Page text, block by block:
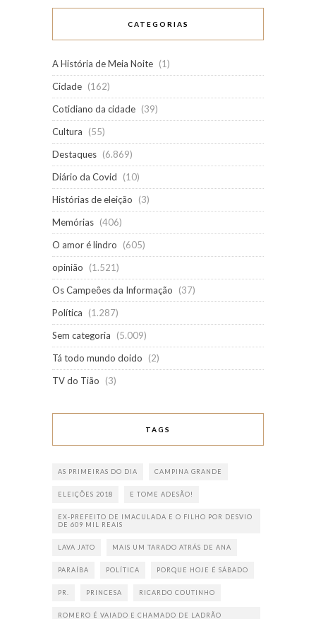
CATEGORIAS
A História de Meia Noite (1)
Cidade (162)
Cotidiano da cidade (39)
Cultura
(55)
Destaques (6.869)
Diário da Covid
(10)
Histórias de eleição
(3)
Memórias (406)
O amor é lindro
(605)
opinião
(1.521)
Os Campeões da Informação
(37)
Política
(1.287)
Sem categoria
(5.009)
Tá todo mundo doido
(2)
TV do Tião
(3)
TAGS
AS PRIMEIRAS DO DIA CAMPINA GRANDE
ELEIÇÕES 2018 E TOME ADESÃO!
EX-PREFEITO DE IMACULADA E O FILHO POR DESVIO
DE 609 MIL REAIS
LAVA JATO MAIS UM TARADO ATRÁS DE ANA
PARAÍBA POLÍTICA PORQUE HOJE É SÁBADO
PR. PRINCESA RICARDO COUTINHO
ROMERO É VAIADO E CHAMADO DE LADRÃO